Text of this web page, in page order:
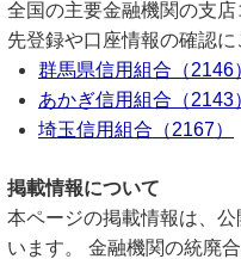
全国の主要金融機関の支
先登録や口座情報の確認に
群馬県信用組合（2146
あかぎ信用組合（2143
埼玉信用組合（2167）
掲載情報について
本ページの掲載情報は、
います。 金融機関の統廃